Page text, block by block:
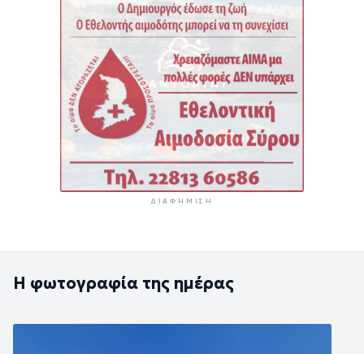
ΔΙΑΦΉΜΙΣΗ
Η φωτογραφία της ημέρας